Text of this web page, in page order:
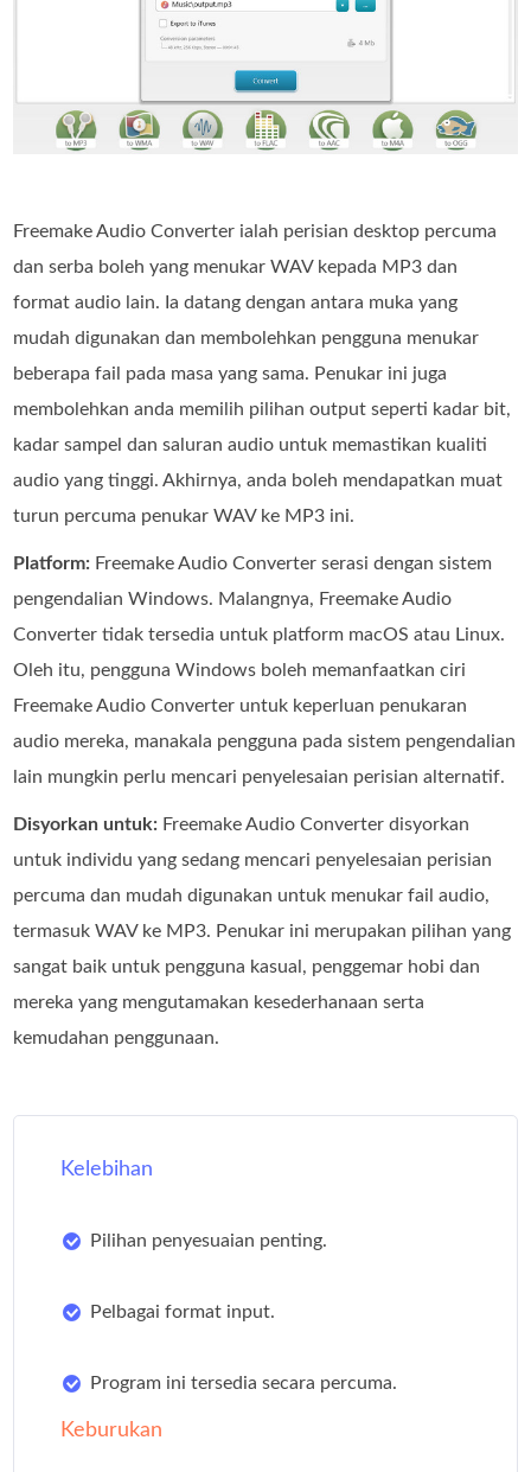
Freemake Audio Converter ialah perisian desktop percuma
dan serba boleh yang menukar WAV kepada MP3 dan
format audio lain. Ia datang dengan antara muka yang
mudah digunakan dan membolehkan pengguna menukar
beberapa fail pada masa yang sama. Penukar ini juga
membolehkan anda memilih pilihan output seperti kadar bit,
kadar sampel dan saluran audio untuk memastikan kualiti
audio yang tinggi. Akhirnya, anda boleh mendapatkan muat
turun percuma penukar WAV ke MP3 ini.
Platform: Freemake Audio Converter serasi dengan sistem
pengendalian Windows. Malangnya, Freemake Audio
Converter tidak tersedia untuk platform macOS atau Linux.
Oleh itu, pengguna Windows boleh memanfaatkan ciri
Freemake Audio Converter untuk keperluan penukaran
audio mereka, manakala pengguna pada sistem pengendalian
lain mungkin perlu mencari penyelesaian perisian alternatif.
Disyorkan untuk: Freemake Audio Converter disyorkan
untuk individu yang sedang mencari penyelesaian perisian
percuma dan mudah digunakan untuk menukar fail audio,
termasuk WAV ke MP3. Penukar ini merupakan pilihan yang
sangat baik untuk pengguna kasual, penggemar hobi dan
mereka yang mengutamakan kesederhanaan serta
kemudahan penggunaan.
Kelebihan
Pilihan penyesuaian penting.
Pelbagai format input.
Program ini tersedia secara percuma.
Keburukan